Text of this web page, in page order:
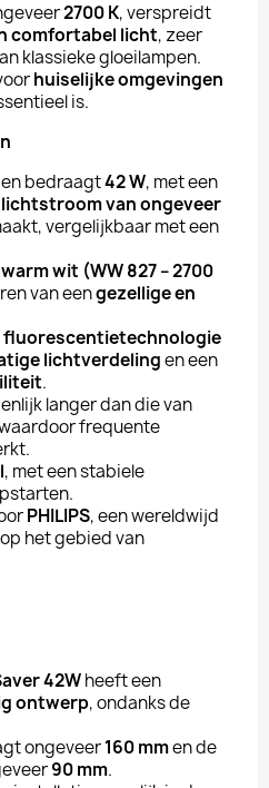
2700 K, verspreidt
comfortabel licht, zeer
klassieke gloeilampen.
huiselijke omgevingen
is.
bedraagt42 W, met een
lichtstroom van ongeveer
vergelijkbaar met een
warm wit (WW 827 – 2700
van eengezellige en
fluorescentietechnologie
lichtverdelingen een
.
langer dan die van
frequente
, met een stabiele
PHILIPS, een wereldwijd
het gebied van
42Wheeft een
ontwerp, ondanks de
ongeveer160 mmen de
90 mm.